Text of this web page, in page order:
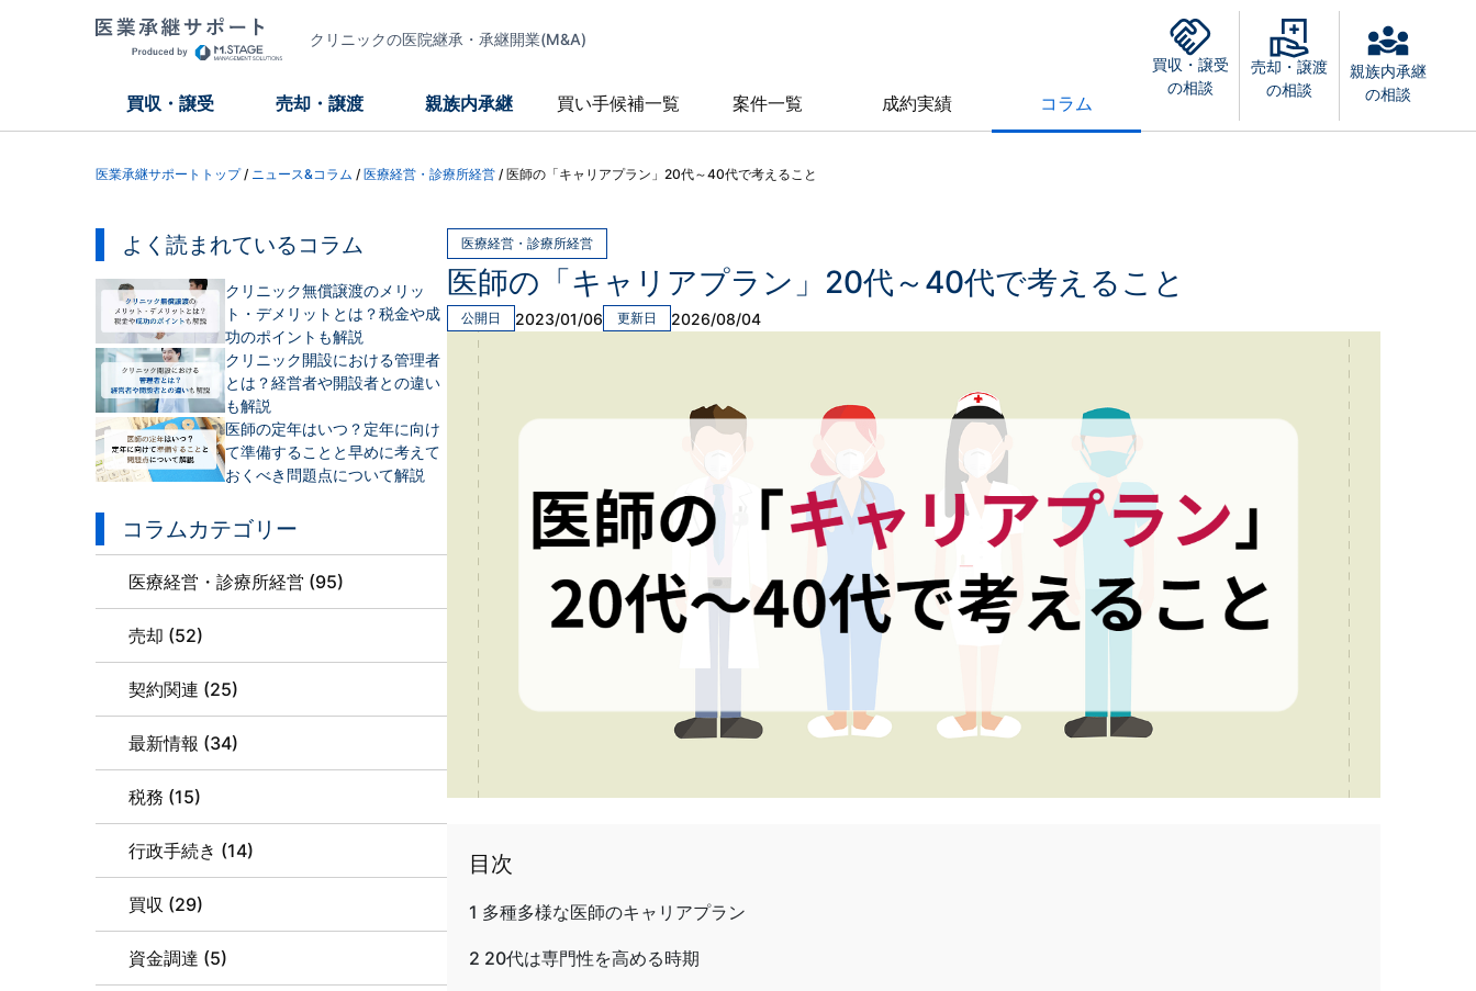
クリニックの医院継承・承継開業(M&A)
買収・譲受 売却・譲渡 親族内承継 買い手候補一覧 案件一覧 成約実績 コラム
買収・譲受
の相談
売却・譲渡
の相談
親族内承継
の相談
医業承継サポートトップ/ ニュース&コラム / 医療経営・診療所経営 / 医師の「キャリアプラン」20代～40代で考えること
よく読まれているコラム
クリニック無償譲渡のメリッ
ト・デメリットとは？税金や成
功のポイントも解説
クリニック開設における管理者
とは？経営者や開設者との違い
も解説
医師の定年はいつ？定年に向け
て準備することと早めに考えて
おくべき問題点について解説
コラムカテゴリー
医療経営・診療所経営 (95)
売却 (52)
契約関連 (25)
最新情報 (34)
税務 (15)
行政手続き (14)
買収 (29)
資金調達 (5)
医療経営・診療所経営
医師の「キャリアプラン」20代～40代で考えること
公開日 2023/01/06 更新日 2026/08/04
目次
1 多種多様な医師のキャリアプラン
2 20代は専門性を高める時期